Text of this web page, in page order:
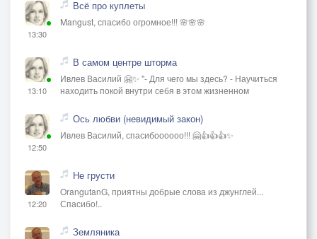
13:30
Всё про куплеты
Mangust, спасибо огромное!!! 🌸🌸🌸
13:10
В самом центре шторма
Ивлев Василий 🤗✨ "- Для чего мы здесь? - Научиться
находить покой внутри себя в этом жизненном
12:50
Ось любви (невидимый закон)
Ивлев Василий, спасибоооооо!!! 🤗👍👍👍✨
12:20
Не грусти
OrangutanG, приятны добрые слова из джунглей...
Спасибо!..
Земляника